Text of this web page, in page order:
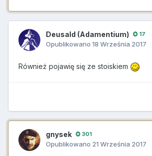
Deusald (Adamentium) 17
Opublikowano 18 Września 2017
Również pojawię się ze stoiskiem
gnysek 301
Opublikowano 21 Września 2017